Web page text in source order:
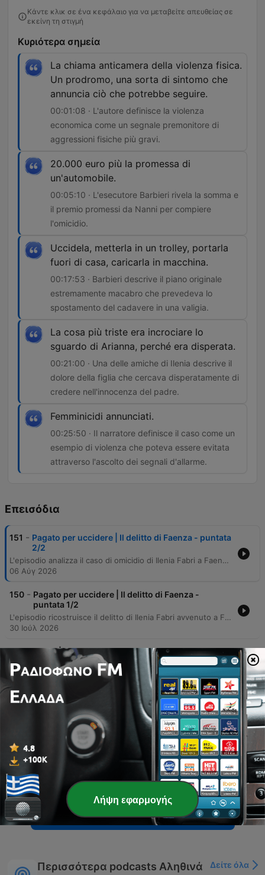
Κάντε κλικ σε ένα κεφάλαιο για να μεταβείτε απευθείας σε
εκείνη τη στιγμή
Κυριότερα σημεία
La chiama anticamera della violenza fisica.
Un prodromo, una sorta di sintomo che
annuncia ciò che potrebbe seguire.
00:01:08 · L'autore definisce la violenza
economica come un segnale premonitore di
aggressioni fisiche più gravi.
20.000 euro più la promessa di
un'automobile.
00:05:10 · L'esecutore Barbieri rivela la somma e
il premio promessi da Nanni per compiere
l'omicidio.
Uccidela, metterla in un trolley, portarla
fuori di casa, caricarla in macchina.
00:17:53 · Barbieri descrive il piano originale
estremamente macabro che prevedeva lo
spostamento del cadavere in una valigia.
La cosa più triste era incrociare lo
sguardo di Arianna, perché era disperata.
00:21:00 · Una delle amiche di Ilenia descrive il
dolore della figlia che cercava disperatamente di
credere nell'innocenza del padre.
Femminicidi annunciati.
00:25:50 · Il narratore definisce il caso come un
esempio di violenza che poteva essere evitata
attraverso l'ascolto dei segnali d'allarme.
Επεισόδια
151 - Pagato per uccidere | Il delitto di Faenza - puntata
2/2
L'episodio analizza il caso di omicidio di Ilenia Fabri a Faenza, approfondendo la confessione dell'esecutore Barbieri e il ruolo del mandante Claudio Nanni. Il racconto esplora il movente economico legato a una causa civile e la scoperta di un piano criminale atroce che prevedeva l'uso di acido e una sepoltura in una buca. Il racconto si conclude con l'accertamento delle prove, il ritrovamento della fossa e la conferma delle condanne all'ergastolo per Nanni e Barbieri. L'episodio si chiude con una riflessione sociale sulla necessità di riconoscere i segnali che annunciano i femminicidi.
06 Αύγ 2026
150 - Pagato per uccidere | Il delitto di Faenza -
puntata 1/2
L'episodio ricostruisce il delitto di Ilenia Fabri avvenuto a Faenza nel febbraio 2021. Attraverso l'analisi delle telecamere e le indagini forensi sui dati telefonici, emerge il profilo di Pierluigi Barbieri come esecutore materiale e il ruolo di Claudio Nanni come mandante. L'indagine rivela un legame tra i due attraverso messaggi vocali che portano all'arresto di entrambi con l'accusa di omicidio su commissione, svelando una trama di minacce e pianificazione criminale.
30 Ιούλ 2026
149 - Delitti | Il segreto di un figlio - 2/2
L'episodio ricostruisce il caso di Aral, analizzando la scoperta della sua bugia accademica e l'ipotesi dell'accusa secondo cui il figlio abbia pianificato l'omicidio dei genitori per proteggere un castello di menzogne. Attraverso indizi materiali e analisi tossicologiche, si esplora la complessa dinamica del delitto. Il racconto prosegue con l'analisi del processo e della condanna di Harald Gabriele, mettendo a confronto le strategie difensive con le prove presentate dall'accusa. Viene infine approfondito il percorso di trasformazione dell'imputato in carcere attraverso la letteratura e la poesia, concludendo con una riflessione etica sulla verità e l'identità.
23 Ιούλ 2026
148 - Delitti | Il segreto di un figlio - 1/2
L'episodio analizza il delitto della famiglia Gabriele avvenuto a Roma nel 2002, partendo dal ritrovamento dei corpi di Gaspare e Maria Elena in un appartamento lussuoso. Attraverso testimonianze di giornalisti e medici legali, vengono esaminate la scena del crimine e le prime ipotesi investigative. Il racconto prosegue con la ricostruzione della routine di Harald la notte del crimine e il momento della scoperta dei corpi. Nonostante la precisione dei dettagli forniti, rimane l'impossibilità di spiegare il movente dietro un evento che appare pianificato e privo di una logica apparente.
147 - Nazzi Racconta | Luca Sacchi - puntata 2/2
Il racconto prosegue l'analisi del processo per l'omicidio di Luca Sacchi, focalizzandosi sulla testimonianza del padre e sul ruolo della famiglia come parte civile. Viene approfondito il dolore dei genitori, la ricerca della dignità per il figlio e la complessità delle dinamiche legali e personali legate alla vicenda. L'episodio affronta la conclusione definitiva del processo con la conferma della condanna in Cassazione. Il padre di Luca condivide l'emozionante storia della donazione degli organi del figlio, che ha permesso di salvare una vita, riflettendo su come il dolore non si esaurisca con la sentenza definitiva.
08 Ιούλ 2026
Εμφάνιση περισσότερων επεισοδίων
Περισσότερα podcasts Αληθινά Δείτε όλα
Λήψη εφαρμογής